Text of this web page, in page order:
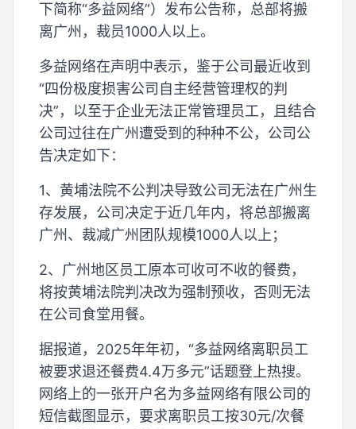
下简称“多益网络”）发布公告称，总部将搬
离广州，裁员1000人以上。
多益网络在声明中表示，鉴于公司最近收到
“四份极度损害公司自主经营管理权的判
决”，以至于企业无法正常管理员工，且结合
公司过往在广州遭受到的种种不公，公司公
告决定如下：
1、黄埔法院不公判决导致公司无法在广州生
存发展，公司决定于近几年内，将总部搬离
广州、裁减广州团队规模1000人以上；
2、广州地区员工原本可收可不收的餐费，
将按黄埔法院判决改为强制预收，否则无法
在公司食堂用餐。
据报道，2025年年初，“多益网络离职员工
被要求退还餐费4.4万多元”话题登上热搜。
网络上的一张开户名为多益网络有限公司的
短信截图显示，要求离职员工按30元/次餐